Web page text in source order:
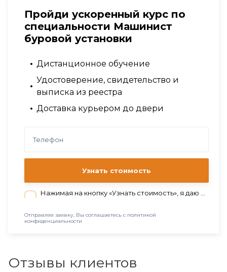
Пройди ускоренный курс по
специальности Машинист
буровой установки
Дистанционное обучение
Удостоверение, свидетельство и
выписка из реестра
Доставка курьером до двери
Узнать стоимость
Нажимая на кнопку «Узнать стоимость», я даю согласие на обработку персональных данных в соответствии с нашей
Отправляя заявку, Вы соглашаетесь с политикой
конфиденциальности
Отзывы клиентов